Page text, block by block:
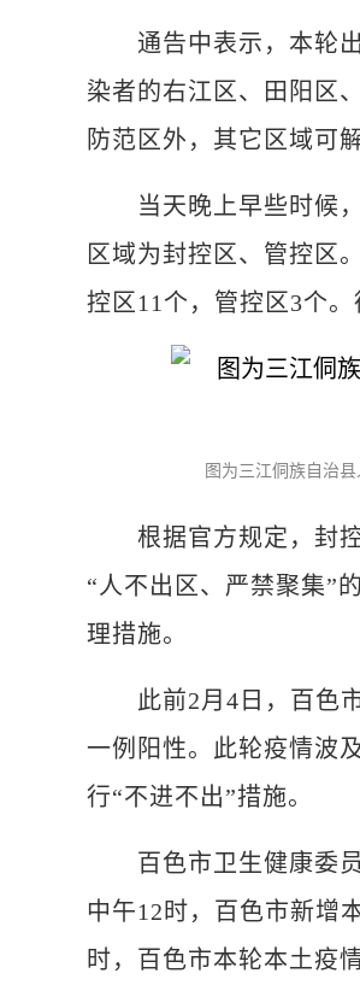
通告中表示，本轮出
染者的右江区、田阳区
防范区外，其它区域可
当天晚上早些时候，
区域为封控区、管控区
控区11个，管控区3个。
图为三江侗族自治
根据官方规定，封控
“人不出区、严禁聚集”
理措施。
此前2月4日，百色市
一例阳性。此轮疫情波
行“不进不出”措施。
百色市卫生健康委员
中午12时，百色市新增
时，百色市本轮本土疫